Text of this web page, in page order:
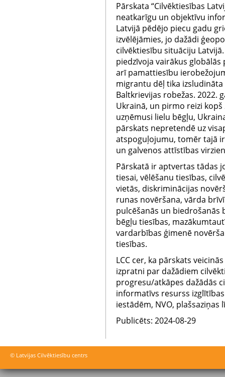
Pārskata “Cilvēktiesības
neatkarīgu un objektīvu
Latvijā pēdējo piecu gadu
izvēlējāmies, jo dažādi
cilvēktiesību situāciju
piedzīvoja vairākus globālās
arī pamattiesību
migrantu dēļ tika
Baltkrievijas robežas. 2022.
Ukrainā, un pirmo reizi
uzņēmusi lielu bēgļu,
pārskats nepretendē uz
atspoguļojumu, tomēr tajā
un galvenos attīstības
Pārskatā ir aptvertas tādas
tiesai, vēlēšanu tiesības,
vietās, diskriminācijas
runas novēršana, vārda
pulcēšanās un
bēgļu tiesības,
vardarbības ģimenē
tiesības.
LCC cer, ka pārskats
izpratni par dažādiem
progresu/atkāpes dažādās
informatīvs resurss
iestādēm, NVO,
Publicēts: 2024-08-29
© Latvijas Cilvēktiesību centrs